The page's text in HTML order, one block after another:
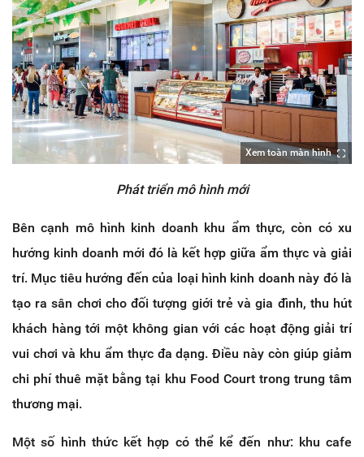
Xem toàn màn hình
Phát triển mô hình mới
Bên cạnh mô hình kinh doanh khu ẩm thực, còn có xu
hướng kinh doanh mới đó là kết hợp giữa ẩm thực và giải
trí. Mục tiêu hướng đến của loại hình kinh doanh này đó là
tạo ra sân chơi cho đối tượng giới trẻ và gia đình, thu hút
khách hàng tới một không gian với các hoạt động giải trí
vui chơi và khu ẩm thực đa dạng. Điều này còn giúp giảm
chi phí thuê mặt bằng tại khu Food Court trong trung tâm
thương mại.
Một số hình thức kết hợp có thể kể đến như: khu cafe